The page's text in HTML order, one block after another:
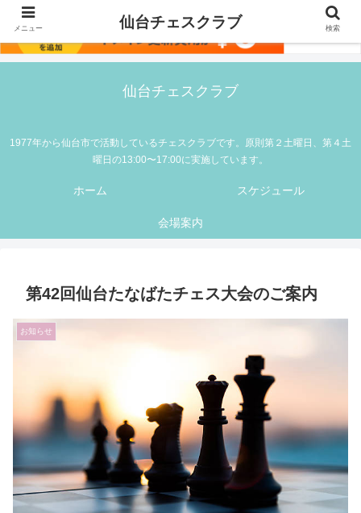
仙台チェスクラブ
1977年から仙台市で活動しているチェスクラブです。原則第２土曜日、第４土
曜日の13:00〜17:00に実施しています。
ホーム スケジュール
会場案内
第42回仙台たなばたチェス大会のご案内
お知らせ
メニュー 仙台チェスクラブ 検索